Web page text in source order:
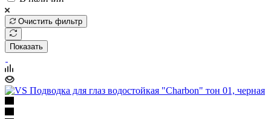
Очистить фильтр
Показать